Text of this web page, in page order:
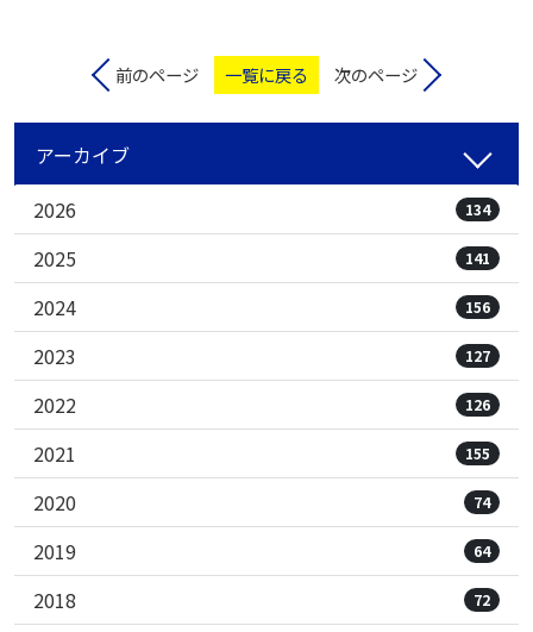
前のページ 一覧に戻る 次のページ
アーカイブ
2026
134
2025 141
2024 156
2023 127
2022 126
2021 155
2020 74
2019 64
2018 72